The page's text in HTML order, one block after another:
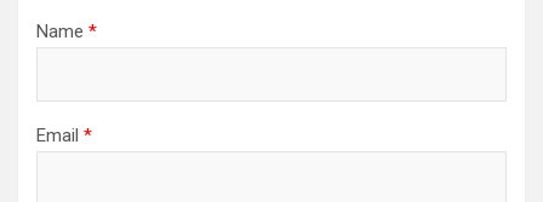
Name *
Email *